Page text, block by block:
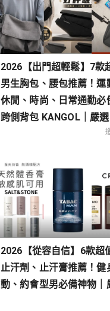
2026【出門超輕鬆】7款
男生胸包、腰包推薦！運
休閒、時尚、日常通勤必
跨側背包 KANGOL｜嚴選
2026【從容自信】6款超
止汗劑、止汗膏推薦！健
動、約會型男必備神物｜